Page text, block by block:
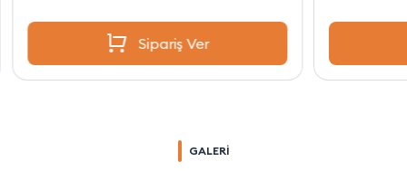
Sipariş Ver
GALERİ